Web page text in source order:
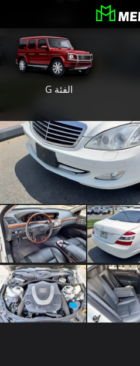
الفئة G